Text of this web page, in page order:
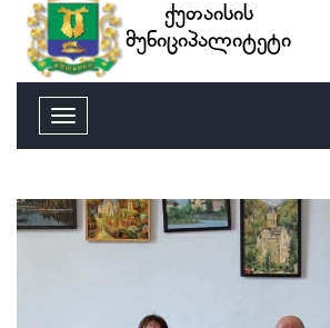
ქუთაისის
მუნიციპალიტეტი